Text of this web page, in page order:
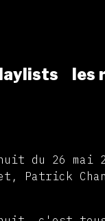
les
du 26 mai
Patrick